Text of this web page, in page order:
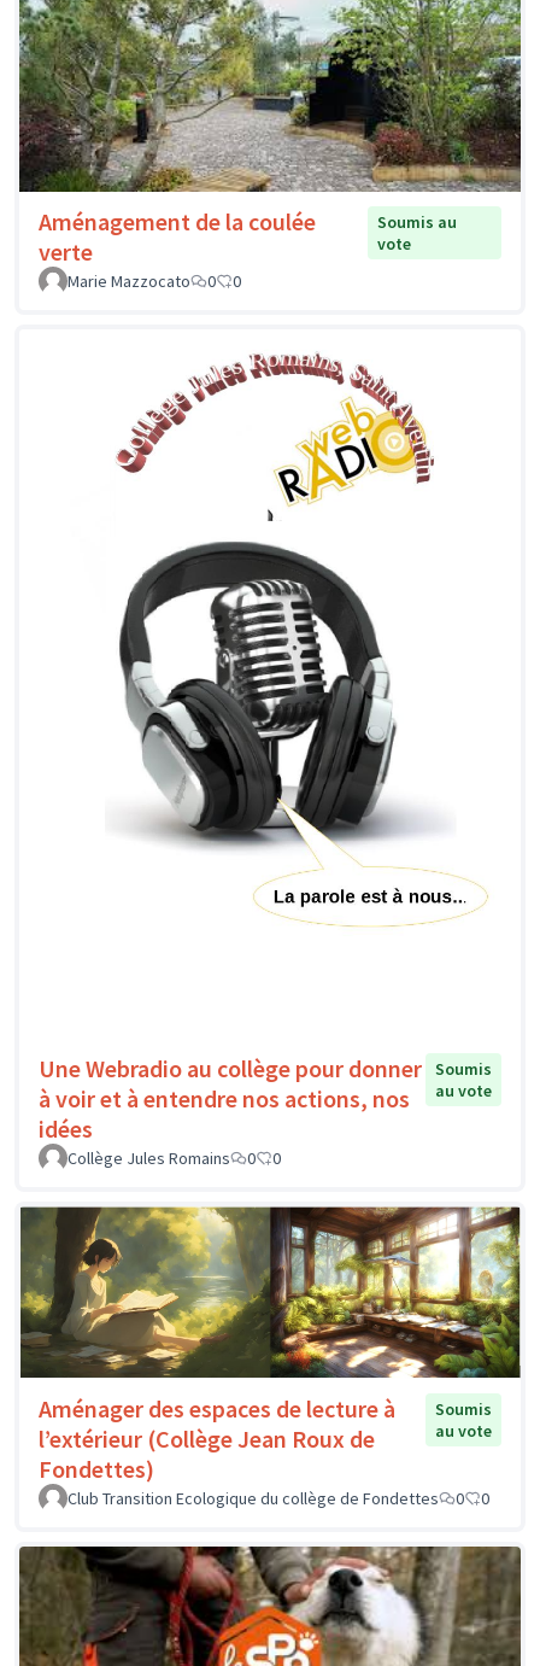
Aménagement de la coulée
verte
Soumis au
vote
Marie Mazzocato
0 0
Une Webradio au collège pour donner
à voir et à entendre nos actions, nos
idées
Soumis
au vote
Collège Jules Romains 0 0
Aménager des espaces de lecture à
l’extérieur (Collège Jean Roux de
Fondettes)
Soumis
au vote
Club Transition Ecologique du collège de Fondettes 0 0